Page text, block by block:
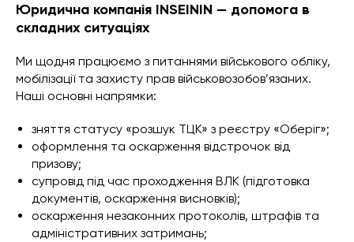
Юридична компанія INSEININ — допомога в
складних ситуаціях
Ми щодня працюємо з питаннями військового обліку,
мобілізації та захисту прав військовозобов’язаних.
Наші основні напрямки:
зняття статусу «розшук ТЦК» з реєстру «Оберіг»;
оформлення та оскарження відстрочок від
призову;
супровід під час проходження ВЛК (підготовка
документів, оскарження висновків);
оскарження незаконних протоколів, штрафів та
адміністративних затримань;